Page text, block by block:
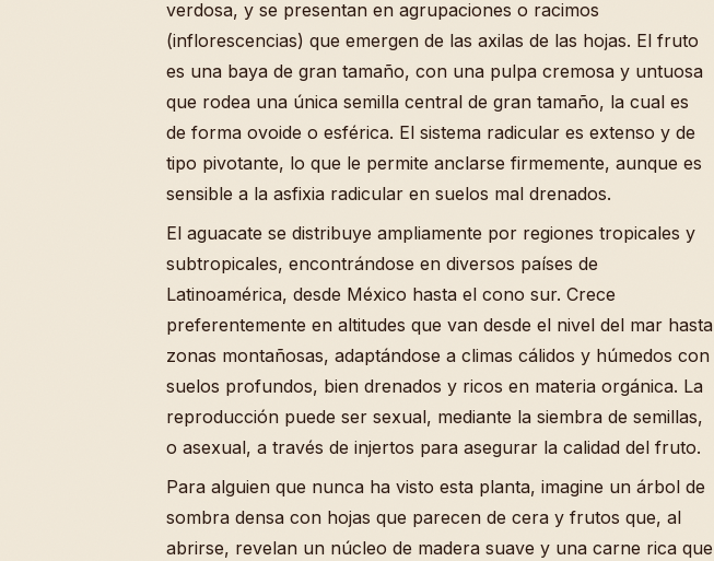
verdosa, y se presentan en agrupaciones o racimos
(inflorescencias) que emergen de las axilas de las hojas. El fruto
es una baya de gran tamaño, con una pulpa cremosa y untuosa
que rodea una única semilla central de gran tamaño, la cual es
de forma ovoide o esférica. El sistema radicular es extenso y de
tipo pivotante, lo que le permite anclarse firmemente, aunque es
sensible a la asfixia radicular en suelos mal drenados.
El aguacate se distribuye ampliamente por regiones tropicales y
subtropicales, encontrándose en diversos países de
Latinoamérica, desde México hasta el cono sur. Crece
preferentemente en altitudes que van desde el nivel del mar hasta
zonas montañosas, adaptándose a climas cálidos y húmedos con
suelos profundos, bien drenados y ricos en materia orgánica. La
reproducción puede ser sexual, mediante la siembra de semillas,
o asexual, a través de injertos para asegurar la calidad del fruto.
Para alguien que nunca ha visto esta planta, imagine un árbol de
sombra densa con hojas que parecen de cera y frutos que, al
abrirse, revelan un núcleo de madera suave y una carne rica que